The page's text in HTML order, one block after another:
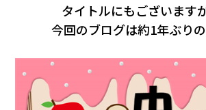
タイトルにもございます
今回のブログは約1年ぶり